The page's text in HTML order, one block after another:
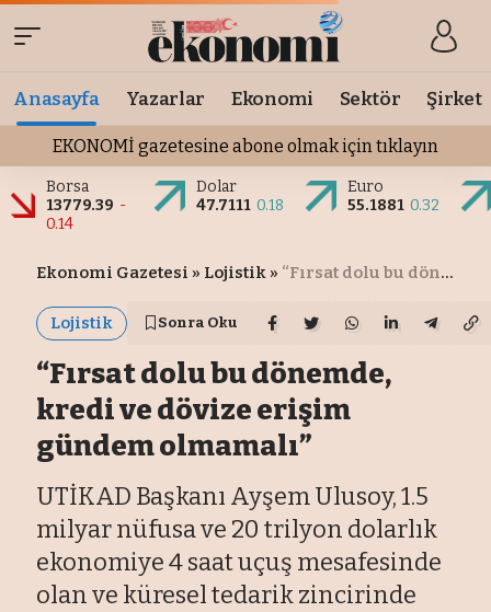
Anasayfa Yazarlar Ekonomi Sektör Şirket
EKONOMİ gazetesine abone olmak için tıklayın
Borsa
13779.39 -
0.14
Dolar
47.7111 0.18
Euro
55.1881 0.32
Ekonomi Gazetesi » Lojistik » “Fırsat dolu bu dönemde, kredi ve dövize erişim gündem olmamalı”
Lojistik Sonra Oku
“Fırsat dolu bu dönemde,
kredi ve dövize erişim
gündem olmamalı”
UTİKAD Başkanı Ayşem Ulusoy, 1.5
milyar nüfusa ve 20 trilyon dolarlık
ekonomiye 4 saat uçuş mesafesinde
olan ve küresel tedarik zincirinde